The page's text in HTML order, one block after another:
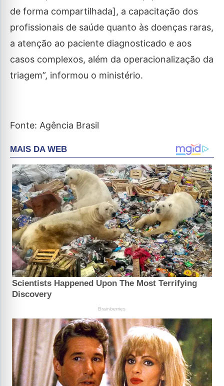
de forma compartilhada], a capacitação dos
profissionais de saúde quanto às doenças raras,
a atenção ao paciente diagnosticado e aos
casos complexos, além da operacionalização da
triagem”, informou o ministério.
Fonte: Agência Brasil